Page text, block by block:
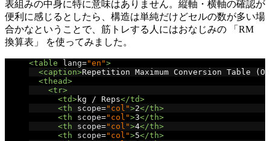
表組みの中身に特に意味はありません。縦軸・横軸の確認が
便利に感じるとしたら、構造は単純だけどセルの数が多い場
合かなということで、筋トレする人にはおなじみの 「RM
換算表」 を使ってみました。
<table lang="en">
<caption>Repetition Maximum Conversion Table
<thead>
<tr>
<td>kg / Reps</td>
<th
scope="col">2</th>
<th
scope="col">3</th>
<th
scope="col">4</th>
<th
scope="col">5</th>